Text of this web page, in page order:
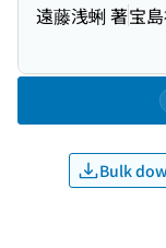
遠藤浅蜊 著宝
Bulk